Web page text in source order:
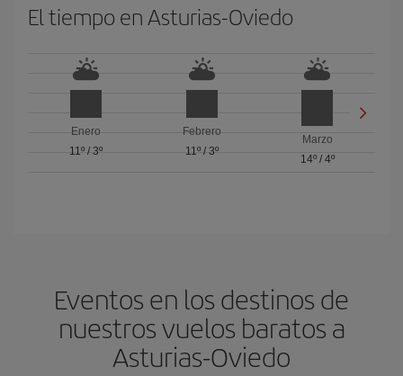
El tiempo en Asturias-Oviedo
Enero
11º/ 3º
Febrero
11º/ 3º
Marzo
14º/ 4º
Eventos en los destinos de
nuestros vuelos baratos a
Asturias-Oviedo